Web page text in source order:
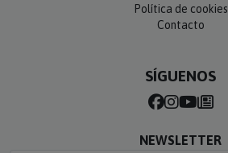
Política de cookies
Contacto
SÍGUENOS
NEWSLETTER